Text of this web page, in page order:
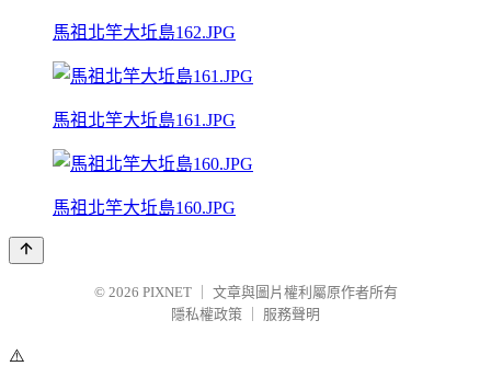
馬祖北竿大坵島162.JPG
馬祖北竿大坵島161.JPG
馬祖北竿大坵島160.JPG
© 2026 PIXNET
文章與圖片權利屬原作者所有
隱私權政策
服務聲明
⚠️